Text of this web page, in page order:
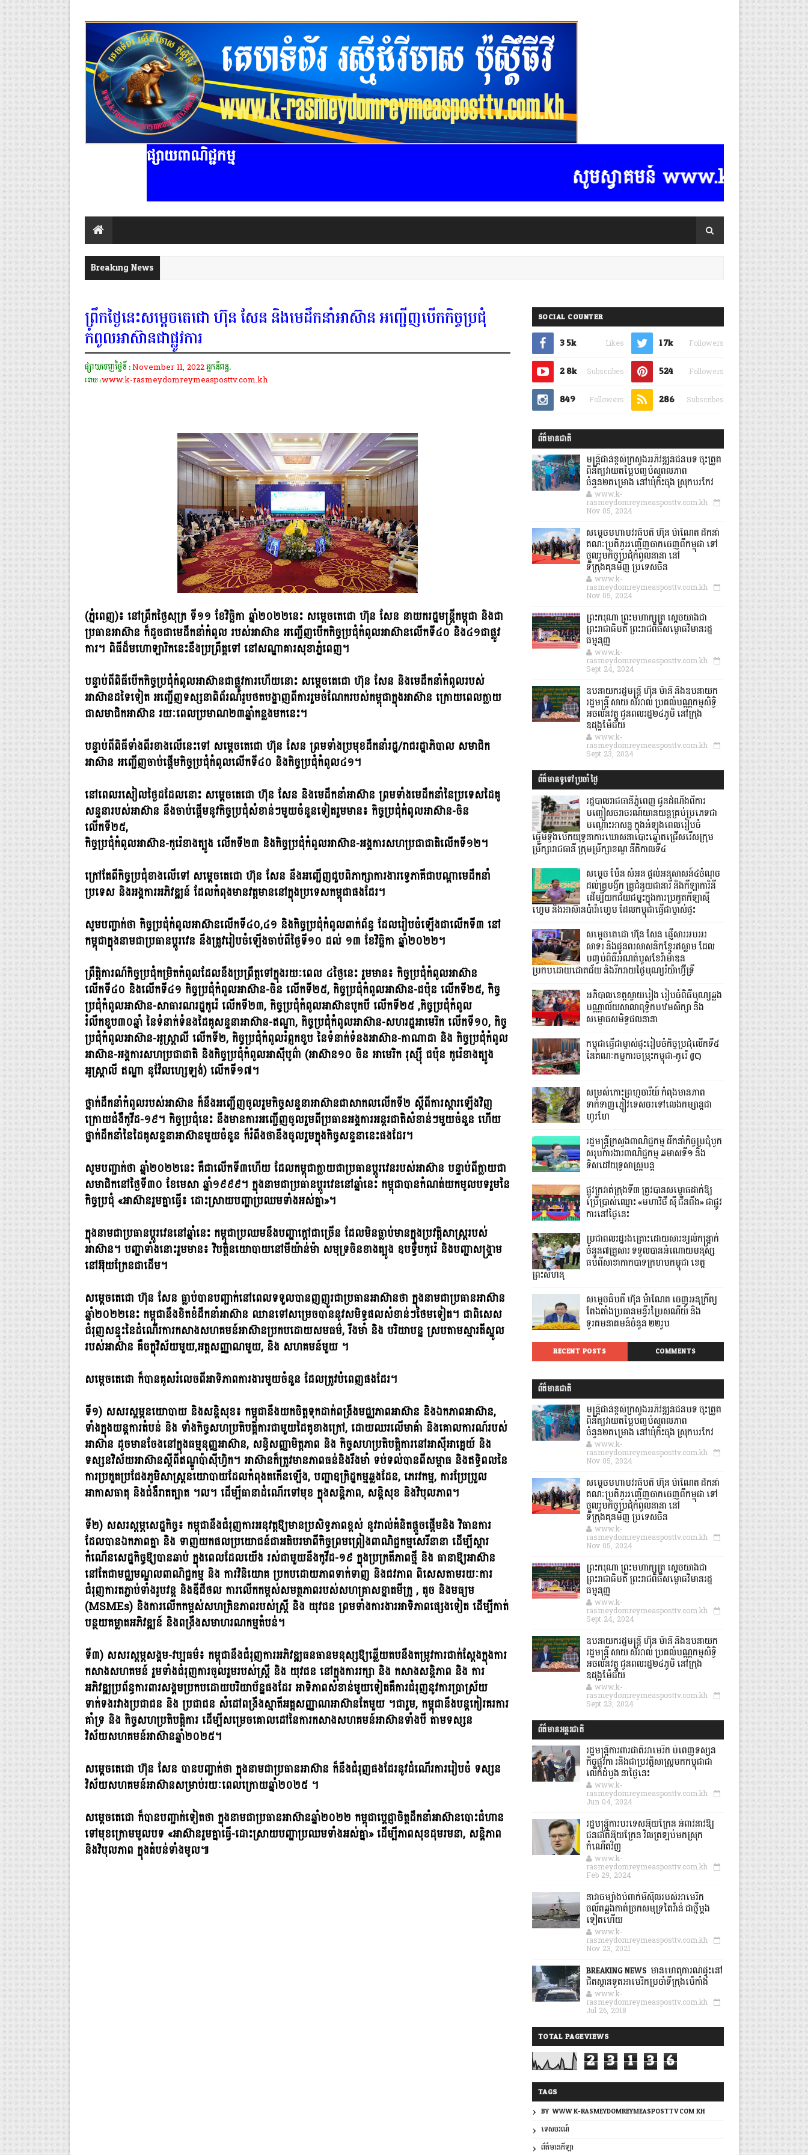
ផ្សាយពាណិជ្ជកម្ម
សូមស្វាគមន៍ www.k-
Breaking News
ព្រឹកថ្ងៃនេះសម្តេចតេជោ ហ៊ុន សែន និងមេដឹកនាំអាស៊ាន អញ្ជើញបើកកិច្ចប្រជុំ
កំពូលអាស៊ានជាផ្លូវការ
ផ្សាយចេញថ្ងៃទី :November 11, 2022អ្នកនិពន្ធ.
ដោយ :www.k-rasmeydomreymeasposttv.com.kh
(ភ្នំពេញ)៖ នៅព្រឹកថ្ងៃសុក្រ ទី១១ ខែវិច្ឆិកា ឆ្នាំ២០២២នេះ សម្តេចតេជោ ហ៊ុន សែន នាយករដ្ឋមន្ត្រីកម្ពុជា និងជា
ប្រធានអាស៊ាន ក៏ដូចជាមេដឹកនាំកំពូល របស់អាស៊ាន អញ្ជើញបើកកិច្ចប្រជុំកំពូលអាស៊ានលើកទី៤០ និង៤១ជាផ្លូវ
ការ។ ពិធីដ៏មហោឡារិកនេះនឹងប្រព្រឹត្តទៅ នៅសណ្ឋាគារសុខាភ្នំពេញ។
បន្ទាប់ពីពិធីបើកកិច្ចប្រជុំកំពូលអាស៊ានជាផ្លូវការហើយនោះ សម្តេចតេជោ ហ៊ុន សែន និងមេដឹកនាំកំពូលរបស់
អាស៊ានដទៃទៀត អញ្ជើញទស្សនាពិព័រណ៍រូបថតបង្ហាញពីការរួមចំណែករបស់កម្ពុជាក្នុងអាស៊ាន ក្រោយពេលក្លាយ
ជាសមាជិកអាស៊ាន រយៈពេលប្រមាណ២៣ឆ្នាំកន្លងមកនេះ។
បន្ទាប់ពីពិធីទាំងពីរខាងលើនេះទៅ សម្តេចតេជោ ហ៊ុន សែន ព្រមទាំងប្រមុខដឹកនាំរដ្ឋ/រាជរដ្ឋាភិបាល សមាជិក
អាស៊ាន អញ្ជើញចាប់ផ្តើមកិច្ចប្រជុំកំពូលលើកទី៤០ និងកិច្ចប្រជុំកំពូល៤១។
នៅពេលរសៀលថ្ងៃដដែលនោះ សម្តេចតេជោ ហ៊ុន សែន និងមេដឹកនាំអាស៊ាន ព្រមទាំងមេដឹកនាំនៃប្រទេសដៃគូ
សន្ទនារបស់អាស៊ាន នឹងចាប់ផ្តើមនូវកិច្ចប្រជុំសំខាន់ៗមួយចំនួនទៀតរួមមាន៖ កិច្ចប្រជុំកំពូលអាស៊ាន-ចិន
លើកទី២៥,
កិច្ចប្រជុំកំពូលអាស៊ាន-កូរ៉េខាងត្បូង លើកទី២៣ និងកិច្ចប្រជុំកំពូលអាស៊ាន-អង្គការសហប្រជាជាតិលើកទី១២។
ក្រៅតែពីកិច្ចប្រជុំខាងលើទៅ សម្តេចតេជោ ហ៊ុន សែន នឹងអញ្ជើញជួបពិភាក្សាការងារទ្វេភាគីជាបណ្តាមេដឹកនាំ
ប្រទេស និងអង្គការអភិវឌ្ឍន៍ ដែលកំពុងមានវត្តមាននៅក្នុងប្រទេសកម្ពុជាផងដែរ។
សូមបញ្ជាក់ថា កិច្ចប្រជុំកំពូលអាស៊ានលើកទី៤០,៤១ និងកិច្ចប្រជុំកំពូលពាក់ព័ន្ធ ដែលរៀបចំឡើងជាលើកទី៣ នៅ
កម្ពុជាក្នុងនាមជាប្រធានប្តូរវេន នឹងត្រូវរៀបចំឡើងចាប់ពីថ្ងៃទី១០ ដល់ ១៣ ខែវិច្ឆិកា ឆ្នាំ២០២២។
ព្រឹត្តិការណ៍កិច្ចប្រជុំកម្រិតកំពូលដែលនឹងប្រព្រឹត្តទៅក្នុងរយៈពេល ៤ថ្ងៃនេះ រួមមាន៖ កិច្ចប្រជុំកំពូលអាស៊ាន
លើកទី៤០ និងលើកទី៤១ កិច្ចប្រជុំកំពូលអាស៊ាន-ចិន លើកទី២៥, កិច្ចប្រជុំកំពូលអាស៊ាន-ជប៉ុន លើកទី២៥, កិច្ច
ប្រជុំកំពូលអាស៊ាន-សាធារណរដ្ឋកូរ៉េ លើកទី២៣, កិច្ចប្រជុំកំពូលអាស៊ានបូកបី លើកទី២៥ ,កិច្ចប្រជុំកំពូល
រំលឹកខួប៣០ឆ្នាំ នៃទំនាក់ទំនងដៃគូសន្ទនាអាស៊ាន-ឥណ្ឌា, កិច្ចប្រជុំកំពូលអាស៊ាន-សហរដ្ឋអាមេរិក លើកទី១០, កិច្ច
ប្រជុំកំពូលអាស៊ាន-អូស្ត្រាលី លើកទី២, កិច្ចប្រជុំកំពូលរំព្ញកខួប នៃទំនាក់ទំនងអាស៊ាន-កាណាដា និង កិច្ចប្រជុំកំពូល
អាស៊ាន-អង្គការសហប្រជាជាតិ និងកិច្ចប្រជុំកំពូលអាស៉ីបូព៌ា (អាស៊ាន១០ ចិន អាមេរិក រុស្ស៉ី ជប៉ុន កូរ៉េខាងត្បូង
អូស្ត្រាលី ឥណ្ឌា នូវ៉ែលហ្សេឡង់) លើកទី១៧។
ថ្នាក់ដឹកនាំកំពូលរបស់អាស៊ាន ក៏នឹងអញ្ជើញចូលរួមកិច្ចសន្ទនាអាស៊ានជាសាកលលើកទី២ ស្តីពីការស្តារឡើងវិញ
ក្រោយជំងឺកូវីដ-១៩។ កិច្ចប្រជុំនេះ នឹងមានការអញ្ជើញចូលរួមពីប្រធានអង្គការអន្តរជាតិសំខាន់ៗមួយចំនួន ហើយ
ថ្នាក់ដឹកនាំនៃដៃគូសន្ទនាអាស៊ានមួយចំនួន ក៏រំពឹងថានឹងចូលរួមក្នុងកិច្ចសន្ទនានេះផងដែរ។
សូមបញ្ជាក់ថា ឆ្នាំ២០២២នេះ គឺជាលើកទី៣ហើយ ដែលកម្ពុជាក្លាយជាប្រធានប្តូរវេនរបស់អាស៊ាន បន្ទាប់ពីក្លាយជា
សមាជិកនៅថ្ងៃទី៣០ ខែមេសា ឆ្នាំ១៩៩៩។ ក្នុងនាមជាប្រធានប្តូរវេននៅឆ្នាំនេះ កម្ពុជាបានកំណត់យកមូលបទរួមនៃ
កិច្ចប្រជុំ «អាស៊ានរួមគ្នាធ្វើ៖ ដោះស្រាយបញ្ហាប្រឈមទាំងអស់គ្នា»។
ក្នុងនាមជាប្រធានប្តូរវេននៅឆ្នាំនេះ កម្ពុជាប្រឈមនឹងបញ្ហាក្តៅជាច្រើន ដែលមិនធ្លាប់មានក្នុងប្រវត្តិសាស្ត្ររបស់
អាស៊ាន។ បញ្ហាទាំងនោះរួមមាន៖ វិបត្តិនយោបាយនៅមីយ៉ាន់ម៉ា សមុទ្រចិនខាងត្បូង ឧបទ្វីបកូរ៉េ និងបញ្ហាសង្គ្រាម
នៅអ៊ុយក្រែនជាដើម។
សម្តេចតេជោ ហ៊ុន សែន ធ្លាប់បានបញ្ជាក់នៅពេលទទួលបានញញួរជាប្រធានអាស៊ានថា ក្នុងនាមជាប្រធានអាស៊ាន
ឆ្នាំ២០២២នេះ កម្ពុជានឹងខិតខំដឹកនាំអាស៊ាន ឈានទៅសម្រេចបាននូវសមិទ្ធផលសំខាន់ៗថែមទៀត។ ជាពិសេស
ជំរុញសន្ទុះនៃដំណើរការកសាងសហគមន៍អាស៊ានប្រកបដោយសមធម៌, រឹងមាំ និង បរិយាបន្ន ស្របតាមស្មារតីស្នូល
របស់អាស៊ាន គឺចក្ខុវិស័យមួយ,អត្តសញ្ញាណមួយ, និង សហគមន៍មួយ ។
សម្តេចតេជោ ក៏បានគូសរំលេចពីអាទិភាពការងារមួយចំនួន ដែលត្រូវបំពេញផងដែរ។
ទី១) សសរស្ដម្ភនយោបាយ និងសន្តិសុខ៖ កម្ពុជានឹងយកចិត្តទុកដាក់ពង្រឹងមជ្ឈភាពអាស៊ាន និងឯកភាពអាស៊ាន,
ទាំងក្នុងយន្តការតំបន់ និង ទាំងកិច្ចសហប្រតិបត្តិការជាមួយដៃគូខាងក្រៅ, ដោយឈរលើមាគ៌ា និងគោលការណ៍របស់
អាស៊ាន ដូចមានចែងនៅក្នុងធម្មនុញ្ញអាស៊ាន, សន្ធិសញ្ញាមិត្តភាព និង កិច្ចសហប្រតិបត្តិការនៅអាស៊ីអាគ្នេយ៍ និង
ទស្សនវិស័យអាស៊ានស្ដីពីឥណ្ឌូប៉ាស៊ីហ្វិក។ អាស៊ានក៏ត្រូវមានភាពធន់និងរឹងមាំ ទប់ទល់បានពីសម្ពាធ និងឥទ្ធិពលនៃ
ការប្រកួតប្រជែងភូមិសាស្ត្រនយោបាយដែលកំពុងតកើនឡើង, បញ្ហាឧក្រិដ្ឋកម្មឆ្លងដែន, ភេរវកម្ម, ការប្រែប្រួល
អាកាសធាតុ និងជំងឺរាតត្បាត ។ល។ ដើម្បីធានាដំណើរទៅមុខ ក្នុងសន្តិភាព, សន្តិសុខ និងវិបុលភាព។
ទី២) សសរស្ដម្ភសេដ្ឋកិច្ច៖ កម្ពុជានឹងជំរុញការអនុវត្តឱ្យមានប្រសិទ្ធភាពខ្ពស់ នូវរាល់គំនិតផ្ដួចផ្តើមនិង វិធានការ
ដែលបានឯកភាពគ្នា និង ទាញយកផលប្រយោជន៍ជាអតិបរមាពីកិច្ចព្រមព្រៀងពាណិជ្ជកម្មសេរីនានា ដើម្បីស្ដារ
កំណើនសេដ្ឋកិច្ចឱ្យបានឆាប់ ក្នុងពេលដែលយើង រស់ជាមួយនឹងកូវីដ-១៩ ក្នុងប្រក្រតីភាពថ្មី និង ធានាឱ្យអាស៊ាន
នៅតែជាមជ្ឈមណ្ឌលពាណិជ្ជកម្ម និង ការវិនិយោគ ប្រកបដោយភាពទាក់ទាញ និងជវភាព ពិសេសតាមរយៈការ
ជំរុញការតភ្ជាប់ទាំងរូបវន្ត និងឌីជីថល ការលើកកម្ពស់សមត្ថភាពរបស់សហគ្រាសខ្នាតមីក្រូ , តូច និងមធ្យម
(MSMEs) និងការលើកកម្ពស់សហគ្រិនភាពរបស់ស្ត្រី និង យុវជន ព្រមទាំងការងារអាទិភាពផ្សេងទៀត ដើម្បីកាត់
បន្ថយគម្លាតអភិវឌ្ឍន៍ និងពង្រឹងសមាហរណកម្មតំបន់។
ទី៣) សសរស្តម្ភសង្គម-វប្បធម៌៖ កម្ពុជានឹងជំរុញការអភិវឌ្ឍធនធានមនុស្សឱ្យឆ្លើយតបនឹងតម្រូវការជាក់ស្ដែងក្នុងការ
កសាងសហគមន៍ រួមទាំងជំរុញការចូលរួមរបស់ស្ត្រី និង យុវជន នៅក្នុងការរក្សា និង កសាងសន្តិភាព និង ការ
អភិវឌ្ឍប្រព័ន្ធការពារសង្គមប្រកបដោយបរិយាប័ន្នផងដែរ អាទិភាពសំខាន់មួយទៀតគឺការជំរុញនូវការប្រាស្រ័យ
ទាក់ទងរវាងប្រជាជន និង ប្រជាជន សំដៅពង្រឹងស្មាតីអត្តសញ្ញាណអាស៊ានតែមួយ ។ជារួម, កម្ពុជានឹងបន្តកៀរគរការ
គាំទ្រ និង កិច្ចសហប្រតិបត្តិការ ដើម្បីសម្រេចគោលដៅនៃការកសាងសហគមន៍អាស៊ានទាំងបី តាមទស្សន
វិស័យសហគមន៍អាស៊ានឆ្នាំ២០២៥។
សម្តេចតេជោ ហ៊ុន សែន បានបញ្ជាក់ថា ក្នុងនាមជាប្រធានអាស៊ាន ក៏នឹងជំរុញផងដែរនូវដំណើរការរៀបចំ ទស្សន
វិស័យសហគមន៍អាស៊ានសម្រាប់រយៈពេលក្រោយឆ្នាំ២០២៥ ។
សម្តេចតេជោ ក៏បានបញ្ជាក់ទៀតថា ក្នុងនាមជាប្រធានអាស៊ានឆ្នាំ២០២២ កម្ពុជាប្ដេជ្ញាចិត្តដឹកនាំអាស៊ានបោះជំហាន
ទៅមុខក្រោមមូលបទ «អាស៊ានរួមគ្នាធ្វើ-ដោះស្រាយបញ្ហាប្រឈមទាំងអស់គ្នា» ដើម្បីភាពសុខដុមរមនា, សន្តិភាព
និងវិបុលភាព ក្នុងតំបន់ទាំងមូល៕
SOCIAL COUNTER
3.5k Likes 1.7k Followers
2.8k Subscribes 524 Followers
849 Followers 286 Subscribes
ព័ត៌មានជាតិ
មន្ត្រីជាន់ខ្ពស់ក្រសួងអភិវឌ្ឍន៍ជនបទ ចុះត្រួត
ពិនិត្យវាយតម្លៃបញ្ចប់សុពលភាព
ចំនួន២គម្រោង នៅឃុំកិះចុង ស្រុកបរកែវ
www.k-
rasmeydomreymeasposttv.com.kh
Nov 05, 2024
សម្តេចមហាបវរធិបតី ហ៊ុន ម៉ាណែត ដឹកនាំ
គណៈប្រតិភូអញ្ជើញចាកចេញពីកម្ពុជា ទៅ
ចូលរួមកិច្ចប្រជុំកំពូលនានា នៅ
ទីក្រុងគុនមិញ ប្រទេសចិន
www.k-
rasmeydomreymeasposttv.com.kh
Nov 05, 2024
ព្រះករុណា ព្រះមហាក្សត្រ ស្តេចយាងជា
ព្រះរាជាធិបតី ព្រះរាជពិធីសម្ពោធវិមានរដ្ឋ
ធម្មនុញ្ញ
www.k-
rasmeydomreymeasposttv.com.kh
Sept 24, 2024
ឧបនាយករដ្ឋមន្ដ្រី ហ៊ុន ម៉ានី និងឧបនាយក
រដ្ឋមន្ដ្រី សាយ សំអាល់ ប្រគល់បណ្ណកម្មសិទ្ធិ
អចលនវត្ថុ ជូនពលរដ្ឋ២៤ភូមិ នៅក្រុង
ឧដុង្គម៉ែជ័យ
www.k-
rasmeydomreymeasposttv.com.kh
Sept 23, 2024
ព័ត៌មានទូទៅប្រចាំថ្ងៃ
រដ្ឋបាលរាជធានីភ្នំពេញ ជូនដំណឹងពីការ
បញ្ចៀសចរាចរណ៍យានយន្តគ្រប់ប្រភេទជា
បណ្តោះអាសន្ន ក្នុងអំឡុងពេលរៀបចំ
ធ្វើមីទ្ទីងបើកយុទ្ធនាការឃោសនាបោះឆ្នោតជ្រើសរើសក្រុម
ប្រឹក្សារាជធានី ក្រុមប្រឹក្សាខណ្ឌ នីតិកាលទី៤
សម្តេច ម៉ែន សំអន ផ្តល់អនុសាសន៍៤ចំណុច
ដល់គ្រូបង្វឹក គ្រូជំនួយជានារី និងកីឡាការិនី
ដើម្បីយកជ័យជម្នះក្នុងការប្រកួតកីឡាស៊ី
ហ្គេម និងអាស៊ានប៉ារ៉ាហ្គេម ដែលកម្ពុជាធ្វើជាម្ចាស់ផ្ទះ
សម្ដេចតេជោ ហ៊ុន សែន ផ្ញើសារអបអរ
សាទរ និងជូនពរសាសនិកខ្មែរឥស្លាម ដែល
បញ្ចប់ពិធីអំណត់បួសខែរ៉ាម៉ាឌន
ប្រកបដោយជោគជ័យ និងរីករាយថ្ងៃបុណ្យរ៉យ៉ាហ៊្វីទ្រី
អភិបាលខេត្តស្វាយរៀង រៀបចំពិធីបុណ្យឆ្លង
បណ្ណាល័យសាលាពុទ្ធិកបឋមសិក្សា និង
សម្ពោធសមិទ្ធផលនានា
កម្ពុជាធ្វើជាម្ចាស់ផ្ទះរៀបចំកិច្ចប្រជុំលើកទី៥
នៃគណៈកម្មការចម្រុះកម្ពុជា-កូរ៉េ (JC)
សម្រស់កោះព្រហ្មចារីយ៍ កំពុងមានភាព
ទាក់ទាញភ្ញៀវទេសចរទៅលេងកម្សាន្តជា
ហូរហែ
រដ្ឋមន្ត្រីក្រសួងពាណិជ្ជកម្ម ដឹកនាំកិច្ចប្រជុំបូក
សរុបការងារពាណិជ្ជកម្ម ឆមាសទី១ និង
ទិសដៅយុទ្ធសាស្រ្តបន្ត
ផ្លូវក្រវាត់ក្រុងទី៣ ត្រូវបានសម្ពោធដាក់ឱ្យ
ប្រើប្រាស់ឈ្មោះ «មហាវិថី ស៊ី ជីនពីង» ជាផ្លូវ
ការនៅថ្ងៃនេះ
ប្រជាពលរដ្ឋរងគ្រោះដោយសារខ្យល់កន្ត្រាក់
ចំនួន៧គ្រួសារ ទទួលបានអំណោយមនុស្ស
ធម៌ពីសាខាកាកបាទក្រហមកម្ពុជា ខេត្ត
ព្រះសីហនុ
សម្តេចធិបតី ហ៊ុន ម៉ាណែត ចេញអនុក្រឹត្យ
តែងតាំងប្រធានមន្ទីរប្រៃសណីយ៍ និង
ទូរគមនាគមន៍ចំនួន ២២រូប
RECENT POSTS COMMENTS
ព័ត៌មានជាតិ
មន្ត្រីជាន់ខ្ពស់ក្រសួងអភិវឌ្ឍន៍ជនបទ ចុះត្រួត
ពិនិត្យវាយតម្លៃបញ្ចប់សុពលភាព
ចំនួន២គម្រោង នៅឃុំកិះចុង ស្រុកបរកែវ
www.k-
rasmeydomreymeasposttv.com.kh
Nov 05, 2024
សម្តេចមហាបវរធិបតី ហ៊ុន ម៉ាណែត ដឹកនាំ
គណៈប្រតិភូអញ្ជើញចាកចេញពីកម្ពុជា ទៅ
ចូលរួមកិច្ចប្រជុំកំពូលនានា នៅ
ទីក្រុងគុនមិញ ប្រទេសចិន
www.k-
rasmeydomreymeasposttv.com.kh
Nov 05, 2024
ព្រះករុណា ព្រះមហាក្សត្រ ស្តេចយាងជា
ព្រះរាជាធិបតី ព្រះរាជពិធីសម្ពោធវិមានរដ្ឋ
ធម្មនុញ្ញ
www.k-
rasmeydomreymeasposttv.com.kh
Sept 24, 2024
ឧបនាយករដ្ឋមន្ដ្រី ហ៊ុន ម៉ានី និងឧបនាយក
រដ្ឋមន្ដ្រី សាយ សំអាល់ ប្រគល់បណ្ណកម្មសិទ្ធិ
អចលនវត្ថុ ជូនពលរដ្ឋ២៤ភូមិ នៅក្រុង
ឧដុង្គម៉ែជ័យ
www.k-
rasmeydomreymeasposttv.com.kh
Sept 23, 2024
ព័ត៌មានអន្តរជាតិ
រដ្ឋមន្រ្តីការពារជាតិអាមេរិក បំពេញទស្សន
កិច្ចផ្លូវកា រនិងជាប្រវត្តិសាស្រ្តមកកម្ពុជាជា
លើកដំបូង នាថ្ងៃនេះ
www.k-
rasmeydomreymeasposttv.com.kh
Jun 04, 2024
រដ្ឋមន្ត្រីការបរទេសអ៊ុយក្រែន អំពាវនាវឱ្យ
ជនជាតិអ៊ុយក្រែន វិលត្រឡប់មកស្រុក
កំណើតវិញ
www.k-
rasmeydomreymeasposttv.com.kh
Feb 29, 2024
នាវាចម្បាំងបំពាក់មីស៊ីលរបស់អាមេរិក
ចល័តឆ្លងកាត់ច្រកសមុទ្រតៃវ៉ាន់ ជាថ្មីម្តង
ទៀតហើយ
www.k-
rasmeydomreymeasposttv.com.kh
Nov 23, 2021
BREAKING NEWS: មានហេតុការណ៍ផ្ទុះនៅ
ជិតស្ថានទូតអាមេរិកប្រចាំទីក្រុងប៉េកាំង
www.k-
rasmeydomreymeasposttv.com.kh
Jul 26, 2018
TOTAL PAGEVIEWS
2 3 1 3 6
TAGS
BY: WWW.K-RASMEYDOMREYMEASPOSTTV.COM.KH
ទេសចរណ៍
ព័ត៌មានកីឡា